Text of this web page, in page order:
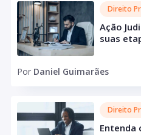
Direito
Ação
suas
Por Daniel Guimarães
Direito
Entenda